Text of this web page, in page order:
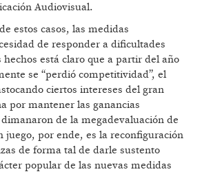
Audiovisual.
estos casos, las medidas
de responder a dificultades
está claro que a partir del año
se “perdió competitividad”, el
ciertos intereses del gran
por mantener las ganancias
de la megadevaluación de
juego, por ende, es la reconfiguración
de forma tal de darle sustento
popular de las nuevas medidas